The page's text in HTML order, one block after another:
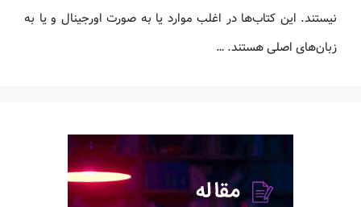
نیستند. این کتاب‌ها در اغلب موارد یا به صورت اورجینال و یا به
زبان‌های اصلی هستند. …